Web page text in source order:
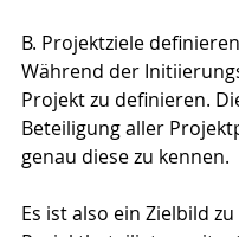
B. Projektziele definieren
Während der
Projekt zu definieren.
Beteiligung aller
genau diese zu kennen.
Es ist also ein Zielbild